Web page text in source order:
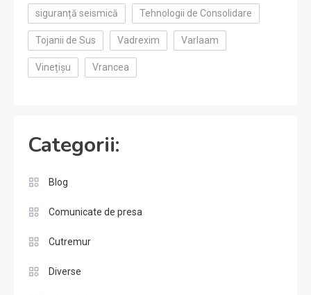
siguranță seismică Tehnologii de Consolidare
Tojanii de Sus Vadrexim Varlaam
Vinețișu Vrancea
Categorii:
Blog
Comunicate de presa
Cutremur
Diverse